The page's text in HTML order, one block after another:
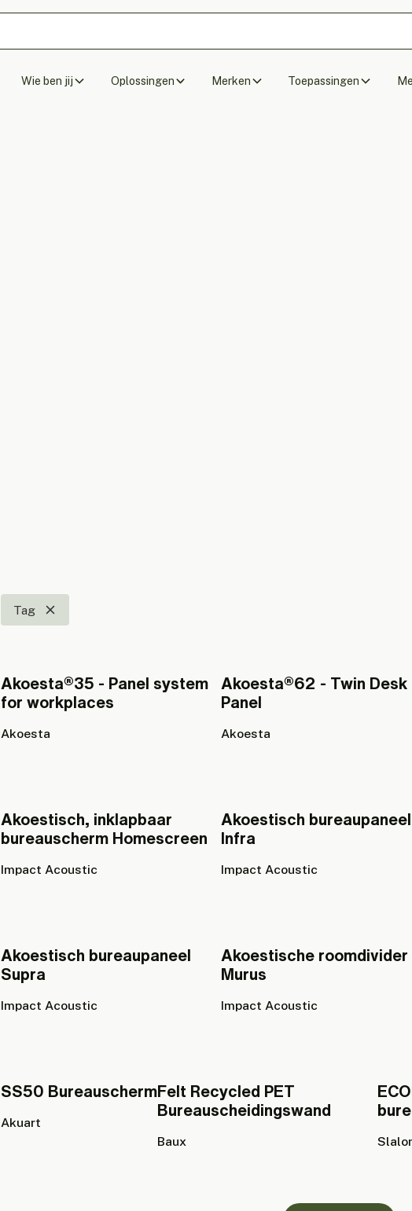
Wie ben jij Oplossingen Merken Toepassingen
Tag
Akoesta®35 - Panel system
for workplaces
Akoesta
Akoesta®62 - Twin Desk
Panel
Akoesta
Akoestisch, inklapbaar
bureauscherm Homescreen
Impact Acoustic
Akoestisch bureaupaneel
Infra
Impact Acoustic
Akoestisch bureaupaneel
Supra
Impact Acoustic
Akoestische roomdivider
Murus
Impact Acoustic
SS50 Bureauscherm
Akuart
Felt Recycled PET
Bureauscheidingswand
Baux